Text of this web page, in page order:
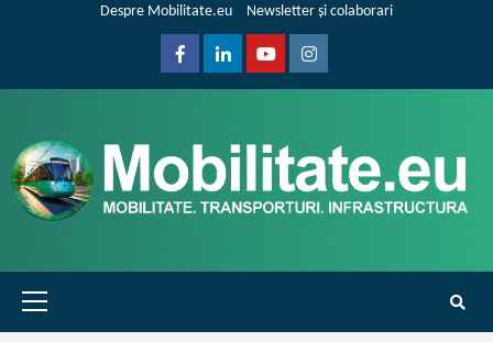
Despre Mobilitate.eu Newsletter și colaborari
FacebookLinkedinYoutubeInstagram
Primary
Menu